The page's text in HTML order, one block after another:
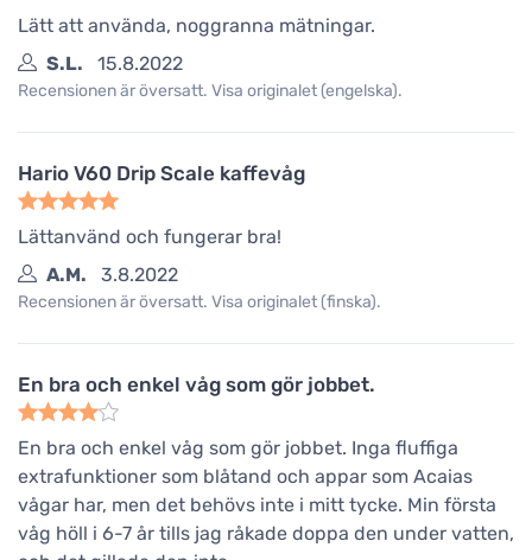
Lätt att använda, noggranna mätningar.
S.L.
15.8.2022
Recensionen är översatt. Visa originalet (engelska).
Hario V60 Drip Scale kaffevåg
Lättanvänd och fungerar bra!
A.M.
3.8.2022
Recensionen är översatt. Visa originalet (finska).
En bra och enkel våg som gör jobbet.
En bra och enkel våg som gör jobbet. Inga fluffiga
extrafunktioner som blåtand och appar som Acaias
vågar har, men det behövs inte i mitt tycke. Min första
våg höll i 6-7 år tills jag råkade doppa den under vatten,